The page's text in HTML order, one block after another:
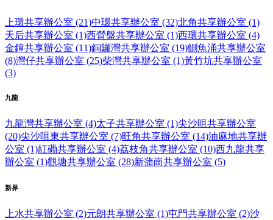
上環共享辦公室 (21)中環共享辦公室 (32)北角共享辦公室 (1)
天后共享辦公室 (1)西營盤共享辦公室 (1)西環共享辦公室 (4)
金鐘共享辦公室 (11)銅鑼灣共享辦公室 (19)鰂魚涌共享辦公室
(8)灣仔共享辦公室 (25)柴灣共享辦公室 (1)黃竹坑共享辦公室
(3)
九龍
九龍灣共享辦公室 (4)太子共享辦公室 (1)尖沙咀共享辦公室
(20)尖沙咀東共享辦公室 (7)旺角共享辦公室 (14)油麻地共享辦
公室 (1)紅磡共享辦公室 (4)荔枝角共享辦公室 (10)西九龍共享
辦公室 (1)觀塘共享辦公室 (28)新蒲崗共享辦公室 (5)
新界
上水共享辦公室 (2)元朗共享辦公室 (1)屯門共享辦公室 (2)沙